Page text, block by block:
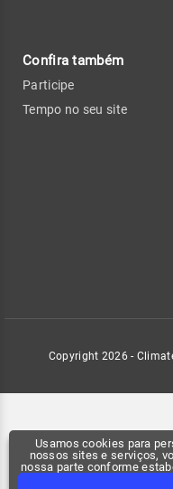
Usamos cookies para
nossos sites e serviços,
nossa parte conforme
Confira também
Participe
Tempo no seu site
Copyright 2026 -